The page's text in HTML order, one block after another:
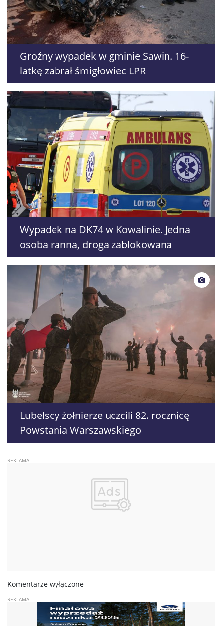
Groźny wypadek w gminie Sawin. 16-
latkę zabrał śmigłowiec LPR
Wypadek na DK74 w Kowalinie. Jedna
osoba ranna, droga zablokowana
Lubelscy żołnierze uczcili 82. rocznicę
Powstania Warszawskiego
Komentarze wyłączone